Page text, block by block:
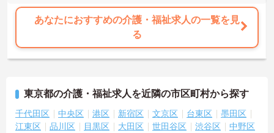
あなたにおすすめの介護・福祉求人の一覧を見
る
東京都の介護・福祉求人を近隣の市区町村から探す
千代田区 中央区 港区 新宿区 文京区 台東区
墨田区
江東区
品川区 目黒区 大田区 世田谷区 渋谷区
中野区